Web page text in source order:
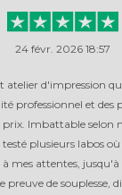
24 févr. 2026 18:57
atelier d'impression
professionnel et des
Imbattable selon
plusieurs labos
mes attentes,
preuve de souplesse,